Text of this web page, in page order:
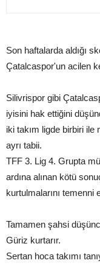
Son haftalarda aldığı
Çatalcaspor'un acilen
Silivrispor gibi
iyisini hak ettiğini
iki takım ligde birbiri
ayrı tabii.
TFF 3. Lig 4. Grupta
ardına alınan kötü
kurtulmalarını temenni
Tamamen şahsi
Güriz kurtarır.
Sertan hoca takımı